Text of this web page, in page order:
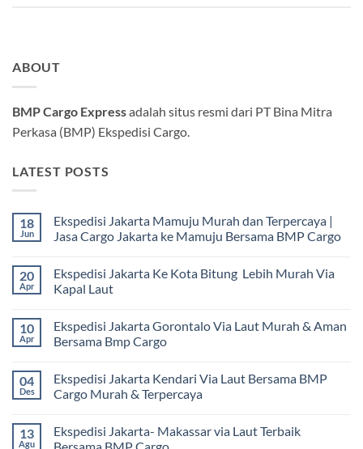
ABOUT
BMP Cargo Expressadalah situs resmi dari PT Bina Mitra
Perkasa (BMP) Ekspedisi Cargo.
LATEST POSTS
18
Jun
Ekspedisi Jakarta Mamuju Murah dan Terpercaya |
Jasa Cargo Jakarta ke Mamuju Bersama BMP Cargo
komentar
pada
Ekspedisi
Murah
dan
Terpercaya
Cargo
Jakarta
ke
BMP
Cargo
20
Apr
Ekspedisi Jakarta Ke Kota Bitung Lebih Murah Via
Kapal Laut
komentar
pada
Ekspedisi
Kota
Bitung
Lebih
Kapal
Laut
10
Apr
Ekspedisi Jakarta Gorontalo Via Laut Murah & Aman
Bersama Bmp Cargo
komentar
pada
Ekspedisi
Via
Laut
04
Des
Ekspedisi Jakarta Kendari Via Laut Bersama BMP
Cargo Murah & Terpercaya
komentar
pada
13
Agu
Ekspedisi Jakarta- Makassar via Laut Terbaik